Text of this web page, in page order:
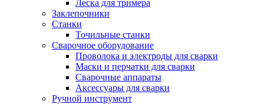
Леска для тримера
Заклепочники
Станки
Точильные станки
Сварочное оборудование
Проволока и электроды для сварки
Маски и перчатки для сварки
Сварочные аппараты
Аксессуары для сварки
Ручной инструмент